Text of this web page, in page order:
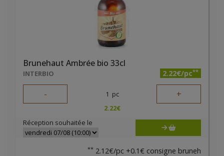
Brunehaut Ambrée bio 33cl
INTERBIO 2.22€/pc**
- 1 pc +
2.22€
Réception souhaitée le
** 2.12€/pc +0.1€ consigne bruneh